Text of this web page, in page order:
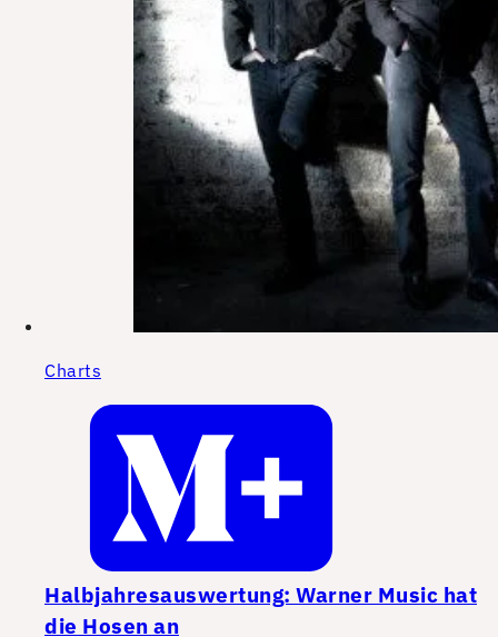
Charts
Halbjahresauswertung: Warner Music hat
die Hosen an